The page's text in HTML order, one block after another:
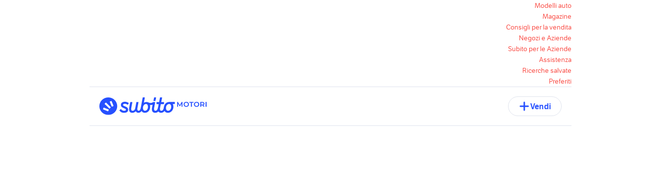
Modelli auto
Magazine
Consigli per la vendita
Negozi e Aziende
Subito per le Aziende
Assistenza
Ricerche salvate
Preferiti
Vendi